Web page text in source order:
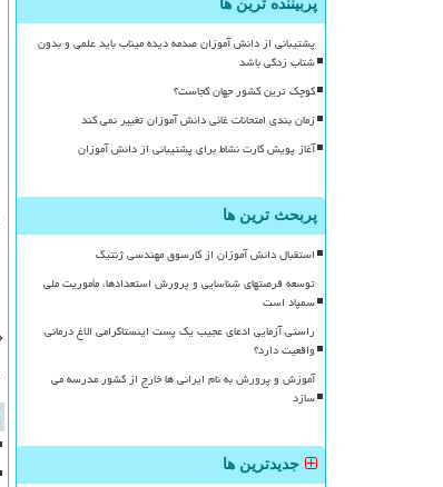
پربیننده ترین ها
پشتیبانی از دانش آموزان صدمه دیده میناب باید علمی و بدون
شتاب زدگی باشد
کوچک ترین کشور جهان کجاست؟
زمان بندی امتحانات غائی دانش آموزان تغییر نمی کند
آغاز پویش کارت نشاط برای پشتیبانی از دانش آموزان
پربحث ترین ها
استقبال دانش آموزان از کارسوق مهندسی ژنتیک
توسعه فرصتهای شناسایی و پرورش استعدادها، مأموریت ملی
سمپاد است
راستی آزمایی ادعای عجیب یک پست اینستاگرامی الاغ درمانی
واقعیت دارد؟
آموزش و پرورش به نام ایرانی ها خارج از کشور مدرسه می
سازد
جدیدترین ها